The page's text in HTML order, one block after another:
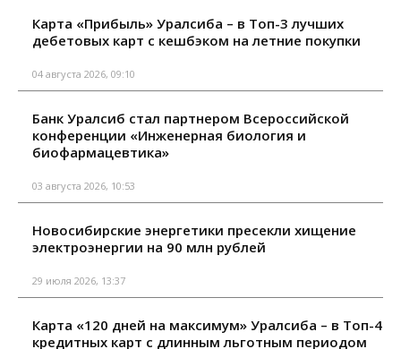
Карта «Прибыль» Уралсиба – в Топ-3 лучших
дебетовых карт с кешбэком на летние покупки
04 августа 2026, 09:10
Банк Уралсиб стал партнером Всероссийской
конференции «Инженерная биология и
биофармацевтика»
03 августа 2026, 10:53
Новосибирские энергетики пресекли хищение
электроэнергии на 90 млн рублей
29 июля 2026, 13:37
Карта «120 дней на максимум» Уралсиба – в Топ-4
кредитных карт с длинным льготным периодом